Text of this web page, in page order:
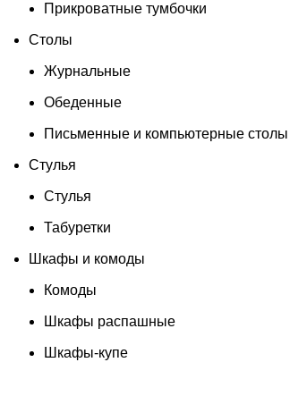
Прикроватные тумбочки
Столы
Журнальные
Обеденные
Письменные и компьютерные столы
Стулья
Стулья
Табуретки
Шкафы и комоды
Комоды
Шкафы распашные
Шкафы-купе